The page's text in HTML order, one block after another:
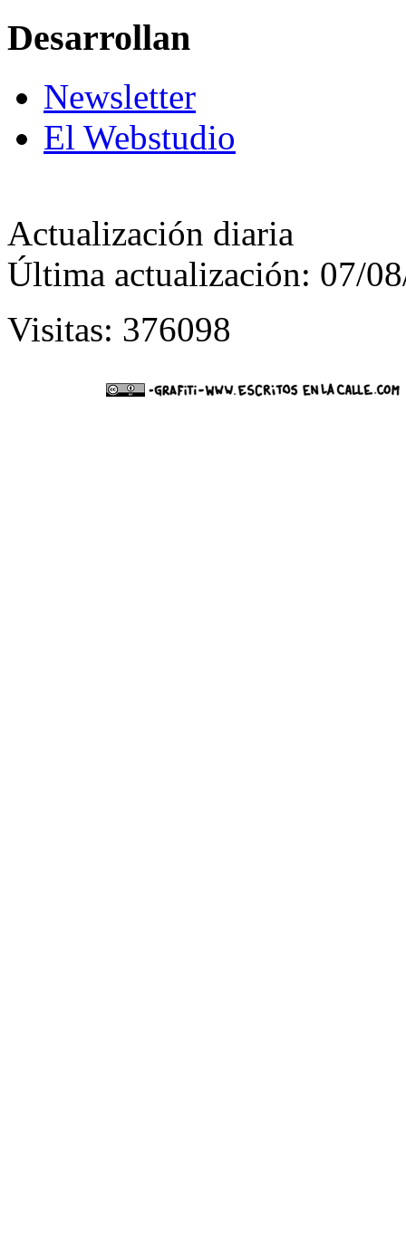
Desarrollan
Newsletter
El Webstudio
Actualización diaria
Última actualización: 07/
Visitas: 376098